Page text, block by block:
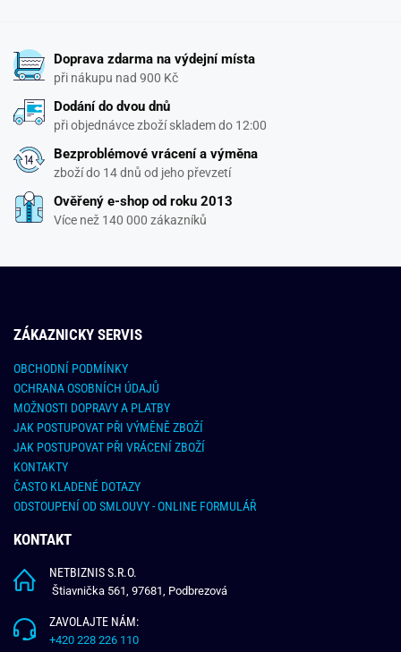
Doprava zdarma na výdejní místa
při nákupu nad 900 Kč
Dodání do dvou dnů
při objednávce zboží skladem do 12:00
Bezproblémové vrácení a výměna
zboží do 14 dnů od jeho převzetí
Ověřený e-shop od roku 2013
Více než 140 000 zákazníků
ZÁKAZNICKY SERVIS
OBCHODNÍ PODMÍNKY
OCHRANA OSOBNÍCH ÚDAJŮ
MOŽNOSTI DOPRAVY A PLATBY
JAK POSTUPOVAT PŘI VÝMĚNĚ ZBOŽÍ
JAK POSTUPOVAT PŘI VRÁCENÍ ZBOŽÍ
KONTAKTY
ČASTO KLADENÉ DOTAZY
ODSTOUPENÍ OD SMLOUVY - ONLINE FORMULÁŘ
KONTAKT
NETBIZNIS S.R.O.
Štiavnička 561, 97681, Podbrezová
ZAVOLAJTE NÁM:
+420 228 226 110